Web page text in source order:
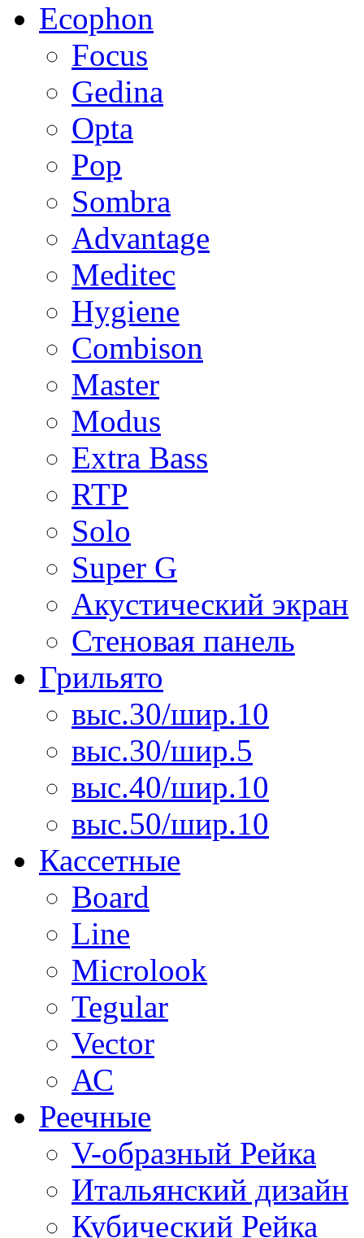
Ecophon
Focus
Gedina
Opta
Pop
Sombra
Advantage
Meditec
Hygiene
Combison
Master
Modus
Extra Bass
RTP
Solo
Super G
Акустический экран
Стеновая панель
Грильято
выс.30/шир.10
выс.30/шир.5
выс.40/шир.10
выс.50/шир.10
Кассетные
Board
Line
Microlook
Tegular
Vector
АС
Реечные
V-образный Рейка
Итальянский дизайн
Кубический Рейка